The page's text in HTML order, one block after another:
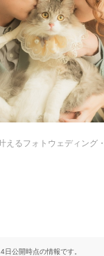
えるフォトウェディング
公開時点の情報です。